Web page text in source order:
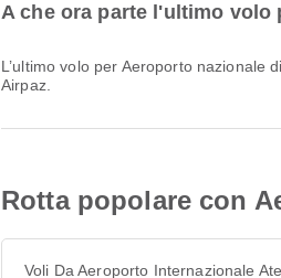
A che ora parte l'ultimo volo
L’ultimo volo per Aeroporto nazionale di Santorini con Aegean Airlines parte alle 23:40. Puoi consultare questo orario e confrontare altre opzioni di volo disponibili su
Airpaz.
Rotta popolare con
Voli Da Aeroporto Internazionale